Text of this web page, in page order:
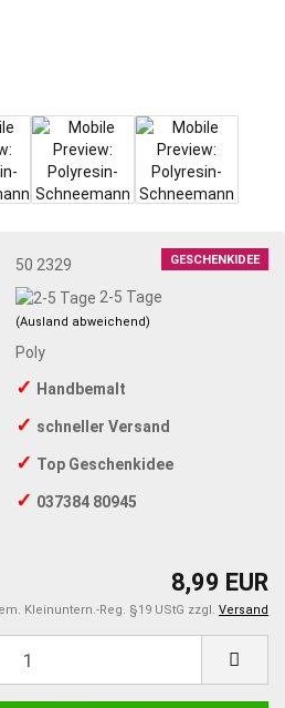
GESCHENKIDEE
50 2329
2-5 Tage
(Ausland abweichend)
Poly
✓ Handbemalt
✓ schneller Versand
✓ Top Geschenkidee
✓ 037384 80945
8,99 EUR
Kleinuntern.-Reg. §19 UStG zzgl. Versand